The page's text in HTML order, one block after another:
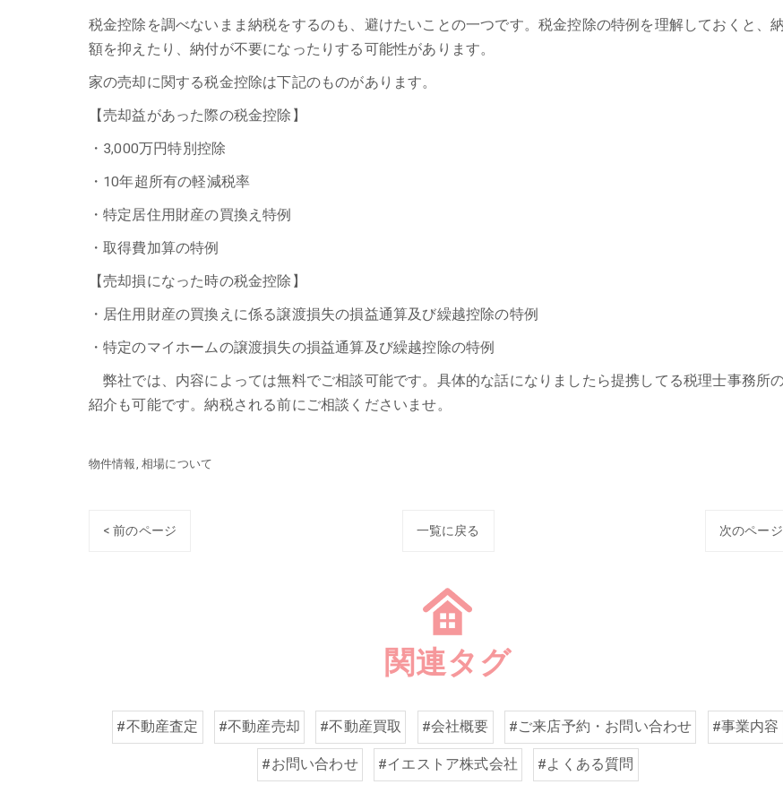
税金控除を調べないまま納税をするのも、避けたいことの一つです。税金控除の特例を理解しておくと、
額を抑えたり、納付が不要になったりする可能性があります。
家の売却に関する税金控除は下記のものがあります。
【売却益があった際の税金控除】
・3,000万円特別控除
・10年超所有の軽減税率
・特定居住用財産の買換え特例
・取得費加算の特例
【売却損になった時の税金控除】
・居住用財産の買換えに係る譲渡損失の損益通算及び繰越控除の特例
・特定のマイホームの譲渡損失の損益通算及び繰越控除の特例
弊社では、内容によっては無料でご相談可能です。具体的な話になりましたら提携してる税理士事務所
紹介も可能です。納税される前にご相談くださいませ。
物件情報 相場について
< 前のページ 一覧に戻る 次のペー
関連タグ
#不動産査定 #不動産売却 #不動産買取 #会社概要 #ご来店予約・お問い合わせ #事業内容
#お問い合わせ #イエストア株式会社 #よくある質問